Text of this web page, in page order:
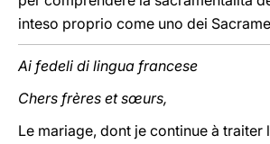
inteso proprio come uno dei
Ai fedeli di lingua francese
Chers frères et sœurs,
Le mariage, dont je continue à traiter